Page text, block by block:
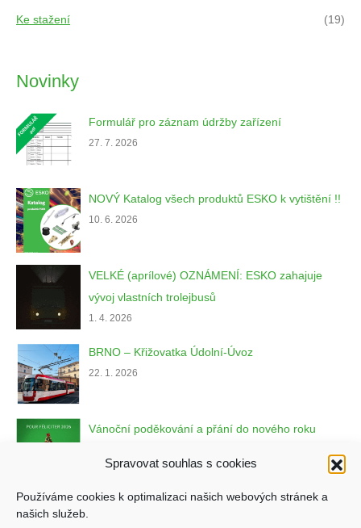
Spravovat souhlas s cookies
Používáme cookies k optimalizaci našich webových stránek a
našich služeb.
Ke stažení (19)
Novinky
Formulář pro záznam údržby zařízení
27. 7. 2026
NOVÝ Katalog všech produktů ESKO k vytištění !!
10. 6. 2026
VELKÉ (aprílové) OZNÁMENÍ: ESKO zahajuje
vývoj vlastních trolejbusů
1. 4. 2026
BRNO – Křižovatka Údolní-Úvoz
22. 1. 2026
Vánoční poděkování a přání do nového roku